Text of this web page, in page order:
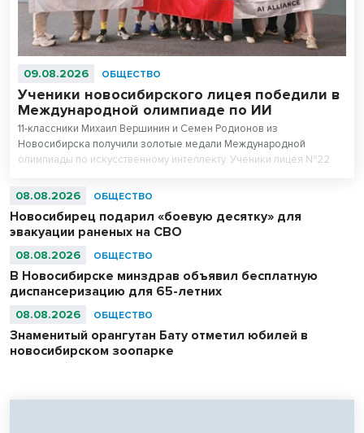
09.08.2026 ОБЩЕСТВО
Ученики новосибирского лицея победили в
Международной олимпиаде по ИИ
11-классники Михаил Вершинин и Семен Родионов из
Новосибирска получили золотые медали Международной
олимпиады по искусственному интеллекту. Ученики лицея №22
абсолютными чемпионами соревнований.
08.08.2026 ОБЩЕСТВО
Новосибирец подарил «боевую десятку» для
эвакуации раненых на СВО
08.08.2026 ОБЩЕСТВО
В Новосибирске минздрав объявил бесплатную
диспансеризацию для 65-летних
08.08.2026 ОБЩЕСТВО
Знаменитый орангутан Бату отметил юбилей в
новосибирском зоопарке